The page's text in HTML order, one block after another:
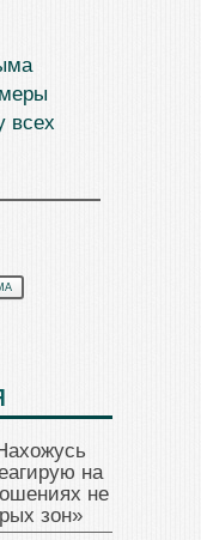
всех
на
не
зон»